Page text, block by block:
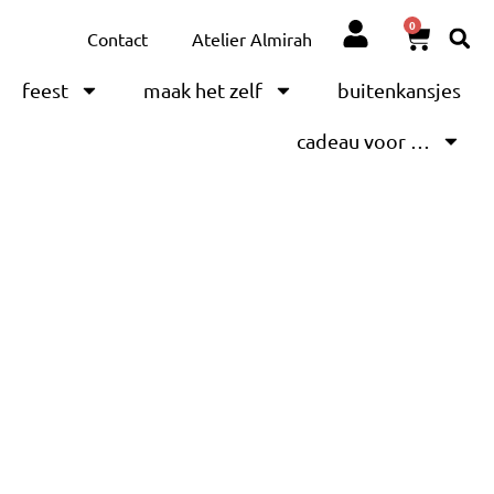
Contact Atelier Almirah
0
feest maak het zelf buitenkansjes
cadeau voor …